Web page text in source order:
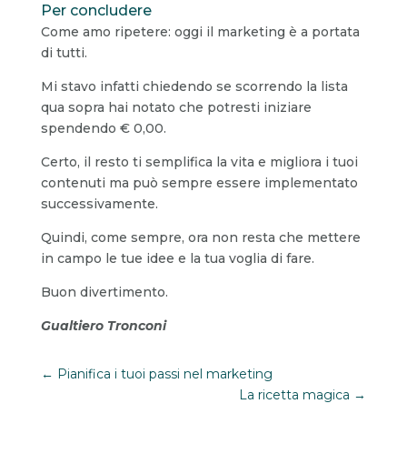
Per concludere
Come amo ripetere: oggi il marketing è a portata
di tutti.
Mi stavo infatti chiedendo se scorrendo la lista
qua sopra hai notato che potresti iniziare
spendendo € 0,00.
Certo, il resto ti semplifica la vita e migliora i tuoi
contenuti ma può sempre essere implementato
successivamente.
Quindi, come sempre, ora non resta che mettere
in campo le tue idee e la tua voglia di fare.
Buon divertimento.
Gualtiero Tronconi
← Pianifica i tuoi passi nel marketing
La ricetta magica →